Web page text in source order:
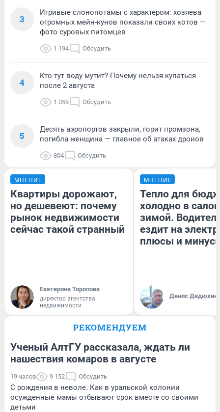
3
Игривые слонопотамы с характером: хозяева
огромных мейн-кунов показали своих котов —
фото суровых питомцев
1 194 Обсудить
4
Кто тут воду мутит? Почему нельзя купаться
после 2 августа
1 059 Обсудить
5
Десять аэропортов закрыли, горит промзона,
погибла женщина — главное об атаках дронов
804 Обсудить
МНЕНИЕ
Квартиры дорожают,
но дешевеют: почему
рынок недвижимости
сейчас такой странный
Екатерина Торопова
директор агентства
недвижимости
МНЕНИЕ
Тепло для
холодно в
зимой.
ездит на
плюсы и
Денис Дедюхин
РЕКОМЕНДУЕМ
Ученый АлтГУ рассказала, ждать ли
нашествия комаров в августе
19 часов 9 152 Обсудить
С рождения в неволе. Как в уральской колонии
осужденные мамы отбывают срок вместе со своими
детьми